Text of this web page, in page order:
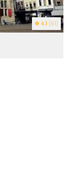
4.1 (61)